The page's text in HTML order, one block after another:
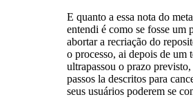
E quanto a essa nota do
entendi é como se fosse um
abortar a recriação do
o processo, ai depois de um
ultrapassou o prazo
passos la descritos para
seus usuários poderem se